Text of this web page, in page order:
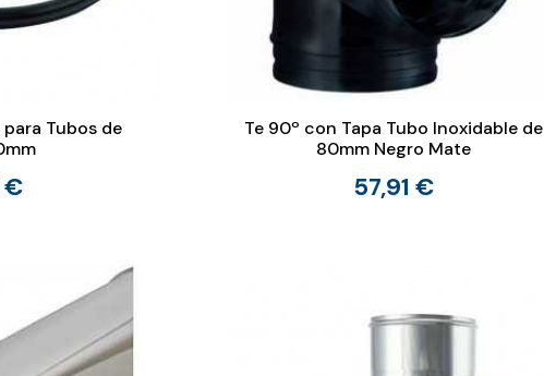
Tubos de
€
Te 90º con Tapa Tubo Inoxidable de
80mm Negro Mate
57,91 €